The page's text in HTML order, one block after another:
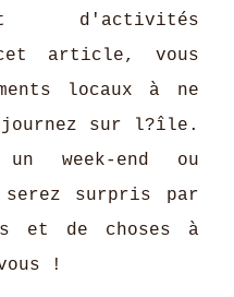
d'activités
cet article, vous
locaux à ne
sur l?île.
week-end ou
surpris par
et de choses à
!